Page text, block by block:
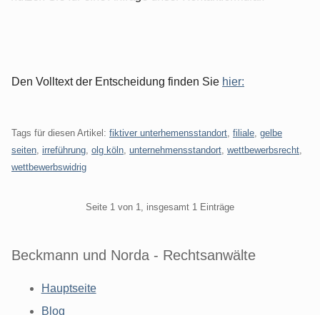
Den Volltext der Entscheidung finden Sie hier:
Tags für diesen Artikel: fiktiver unterhemensstandort filiale gelbe
seiten irreführung olg köln unternehmensstandort wettbewerbsrecht
wettbewerbswidrig
Seite 1 von 1, insgesamt 1 Einträge
Beckmann und Norda - Rechtsanwälte
Hauptseite
Blog